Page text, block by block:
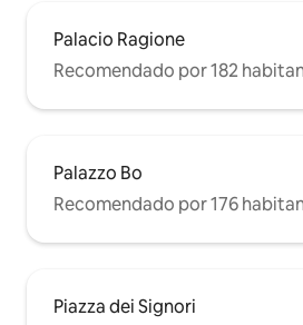
Palacio Ragione
Recomendado por 182
Palazzo Bo
Recomendado por 176
Piazza dei Signori